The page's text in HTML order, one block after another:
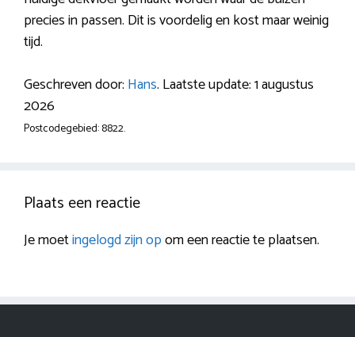
precies in passen. Dit is voordelig en kost maar weinig
tijd.
Geschreven door: Hans. Laatste update: 1 augustus
2026
Postcodegebied: 8822.
Plaats een reactie
Je moetingelogd zijn opom een reactie te plaatsen.